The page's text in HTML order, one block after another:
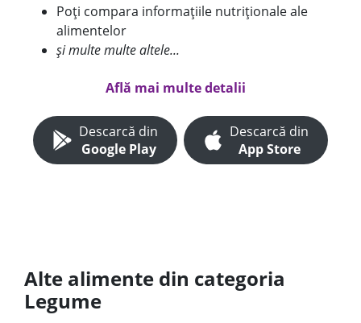
Poți compara informațiile nutriționale ale
alimentelor
și multe multe altele...
Află mai multe detalii
Descarcă din
Google Play
Descarcă din
App Store
Alte alimente din categoria
Legume